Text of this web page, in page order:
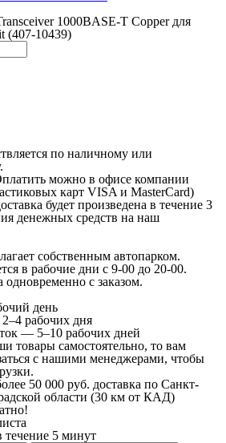
1000BASE-T Copper для
(407-10439)
по наличному или
можно в офисе компании
карт VISA и MasterCard)
будет произведена в течение 3
денежных средств на наш
собственным автопарком.
в рабочие дни с 9-00 до 20-00.
одновременно с заказом.
день
рабочих дня
— 5–10 рабочих дней
товары самостоятельно, то вам
с нашими менеджерами, чтобы
50 000 руб. доставка по Санкт-
области (30 км от КАД)
5 минут